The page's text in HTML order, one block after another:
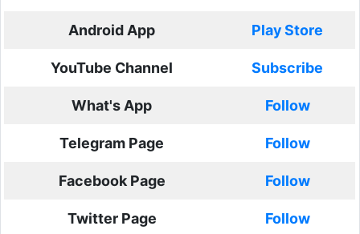
Android App Play Store
YouTube Channel Subscribe
What's App Follow
Telegram Page Follow
Facebook Page Follow
Twitter Page Follow